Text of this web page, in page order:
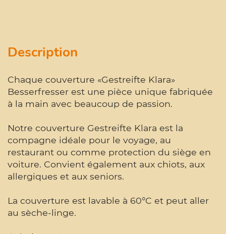
Description
Chaque couverture «Gestreifte Klara»
Besserfresser est une pièce unique fabriquée
à la main avec beaucoup de passion.
Notre couverture Gestreifte Klara est la
compagne idéale pour le voyage, au
restaurant ou comme protection du siège en
voiture. Convient également aux chiots, aux
allergiques et aux seniors.
La couverture est lavable à 60°C et peut aller
au sèche-linge.